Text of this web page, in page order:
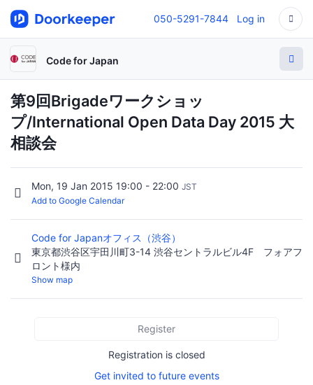
050-5291-7844 Log in
Code for Japan
第9回Brigadeワークショッ
プ/International Open Data Day 2015 大
相談会
Mon, 19 Jan 2015 19:00 - 22:00 JST
Add to Google Calendar
Code for Japanオフィス（渋谷）
東京都渋谷区宇田川町3-14 渋谷セントラルビル4F フォアフ
ロント様内
Show map
Register
Registration is closed
Get invited to future events